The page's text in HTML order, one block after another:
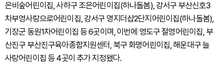
은비숲어린이집, 사하구 조은어린이집(하나돌봄), 강서구 부산신호3
차부영사랑으로어린이집, 강서구 명지더샵2단지어린이집(하나돌봄),
기장군 동원1차어린이집 등 6곳이며, 이번에 영도구 절영어린이집, 부
산진구 부산진구육아종합지원센터, 북구 화명어린이집, 해운대구 늘
사랑어린이집 등 4곳이 추가 지정됐다.